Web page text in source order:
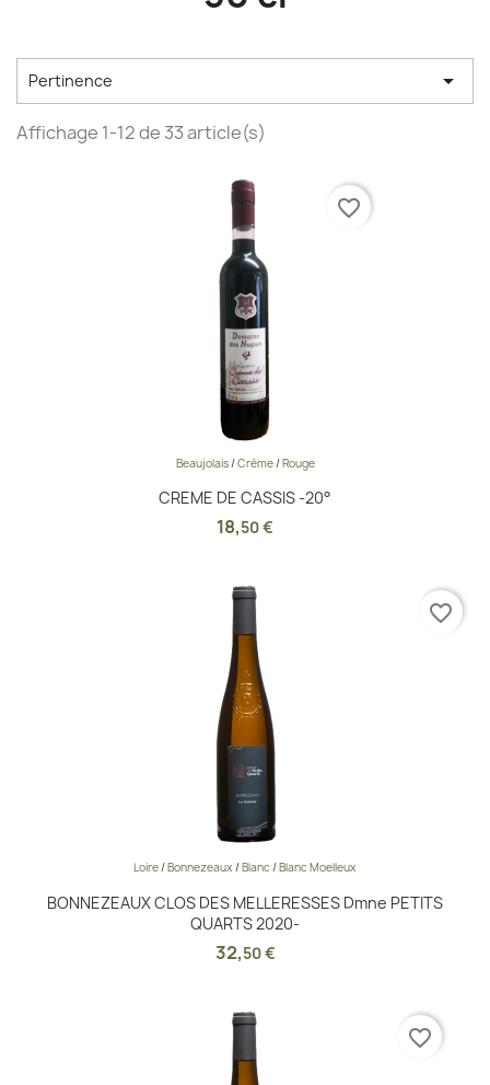
Pertinence 
Affichage 1-12 de 33 article(s)
Beaujolais/Crème/Rouge
CREME DE CASSIS -20°
18,50 €
favorite_border
Loire/Bonnezeaux /Blanc/Blanc Moelleux
BONNEZEAUX CLOS DES MELLERESSES Dmne PETITS
QUARTS 2020-
32,50 €
favorite_border
favorite_border